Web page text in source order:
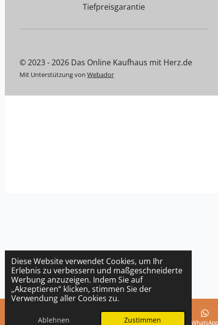
Diese Website verwendet Cookies, um Ihr
Erlebnis zu verbessern und maßgeschneiderte
Werbung anzuzeigen. Indem Sie auf
„Akzeptieren“ klicken, stimmen Sie der
Verwendung aller Cookies zu.
Ablehnen Zustimmen
Tiefpreisgarantie
© 2023 - 2026 Das Online Kaufhaus mit Herz.de
Mit Unterstützung von Webador
Telefon Instagram WhatsApp